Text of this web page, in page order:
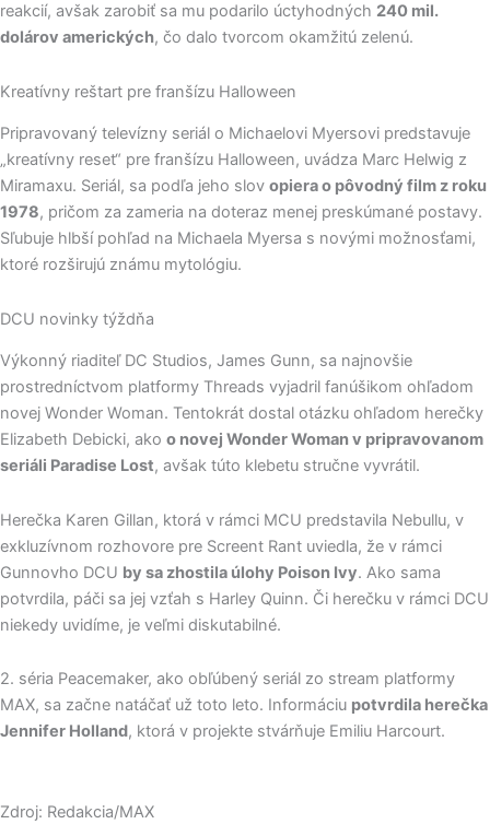
reakcií, avšak zarobiť sa mu podarilo úctyhodných 240 mil.
dolárov amerických, čo dalo tvorcom okamžitú zelenú.
Kreatívny reštart pre franšízu Halloween
Pripravovaný televízny seriál o Michaelovi Myersovi predstavuje
„kreatívny reset“ pre franšízu Halloween, uvádza Marc Helwig z
Miramaxu. Seriál, sa podľa jeho slov opiera o pôvodný film z roku
1978, pričom za zameria na doteraz menej preskúmané postavy.
Sľubuje hlbší pohľad na Michaela Myersa s novými možnosťami,
ktoré rozširujú známu mytológiu.
DCU novinky týždňa
Výkonný riaditeľ DC Studios, James Gunn, sa najnovšie
prostredníctvom platformy Threads vyjadril fanúšikom ohľadom
novej Wonder Woman. Tentokrát dostal otázku ohľadom herečky
Elizabeth Debicki, ako o novej Wonder Woman v pripravovanom
seriáli Paradise Lost, avšak túto klebetu stručne vyvrátil.
Herečka Karen Gillan, ktorá v rámci MCU predstavila Nebullu, v
exkluzívnom rozhovore pre Screent Rant uviedla, že v rámci
Gunnovho DCU by sa zhostila úlohy Poison Ivy. Ako sama
potvrdila, páči sa jej vzťah s Harley Quinn. Či herečku v rámci DCU
niekedy uvidíme, je veľmi diskutabilné.
2. séria Peacemaker, ako obľúbený seriál zo stream platformy
MAX, sa začne natáčať už toto leto. Informáciu potvrdila herečka
Jennifer Holland, ktorá v projekte stvárňuje Emiliu Harcourt.
Zdroj: Redakcia/MAX